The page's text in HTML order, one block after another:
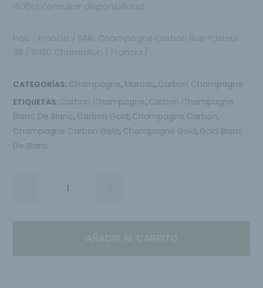
1500cl, consultar disponibilidad.
Pais / Francia / SARL Champagne Carbon Rue Pasteur
38 / 51160 Champillon / Francia /
CATEGORÍAS: Champagne, Marcas, Carbon Champagne
ETIQUETAS: Carbon Champagne, Carbon Champagne
Blanc De Blanc, Carbon Gold, Champagne Carbon,
Champagne Carbon Gold, Champagne Gold, Gold Blanc
De Blanc
AÑADIR AL CARRITO